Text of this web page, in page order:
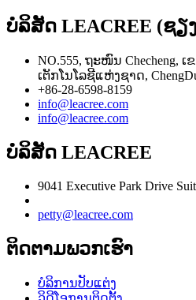
ບໍລິສັດ LEACREE (ຊຽ
NO.555, ຖະໜົນ Checheng,
ເຕັກໂນໂລຊີແຫ່ງຊາດ,
+86-28-6598-8159
info@leacree.com
info@leacree.com
ບໍລິສັດ LEACREE
9041 Executive Park Drive
petty@leacree.com
ຕິດຕາມພວກເຮົາ
ບໍລິການປັບແຕ່ງ